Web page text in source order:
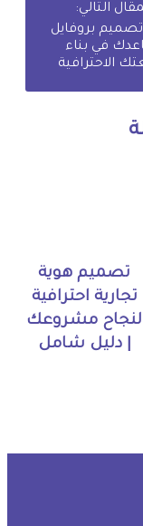
التالي:
تصميم بروفايل
في بناء
الاحترافية
تصميم هوية
تجارية احترافية
لنجاح مشروعك
| دليل شامل